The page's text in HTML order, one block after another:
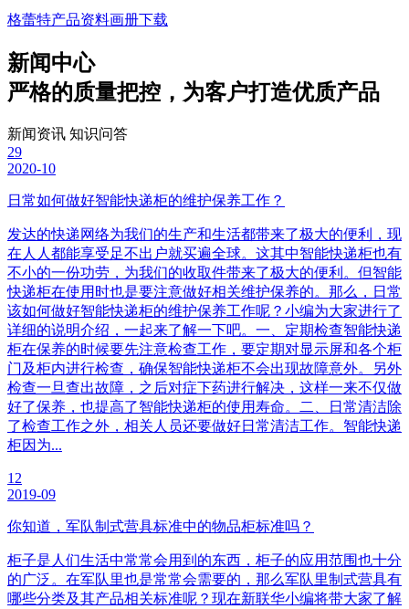
格蕾特产品资料画册下载
新闻中心
严格的质量把控，为客户打造优质产品
新闻资讯 知识问答
29
2020-10
日常如何做好智能快递柜的维护保养工作？
发达的快递网络为我们的生产和生活都带来了极大的便利，现
在人人都能享受足不出户就买遍全球。这其中智能快递柜也有
不小的一份功劳，为我们的收取件带来了极大的便利。但智能
快递柜在使用时也是要注意做好相关维护保养的。那么，日常
该如何做好智能快递柜的维护保养工作呢？小编为大家进行了
详细的说明介绍，一起来了解一下吧。一、定期检查智能快递
柜在保养的时候要先注意检查工作，要定期对显示屏和各个柜
门及柜内进行检查，确保智能快递柜不会出现故障意外。另外
检查一旦查出故障，之后对症下药进行解决，这样一来不仅做
好了保养，也提高了智能快递柜的使用寿命。二、日常清洁除
了检查工作之外，相关人员还要做好日常清洁工作。智能快递
柜因为...
12
2019-09
你知道，军队制式营具标准中的物品柜标准吗？
柜子是人们生活中常常会用到的东西，柜子的应用范围也十分
的广泛。在军队里也是常常会需要的，那么军队里制式营具有
哪些分类及其产品相关标准呢？现在新联华小编将带大家了解